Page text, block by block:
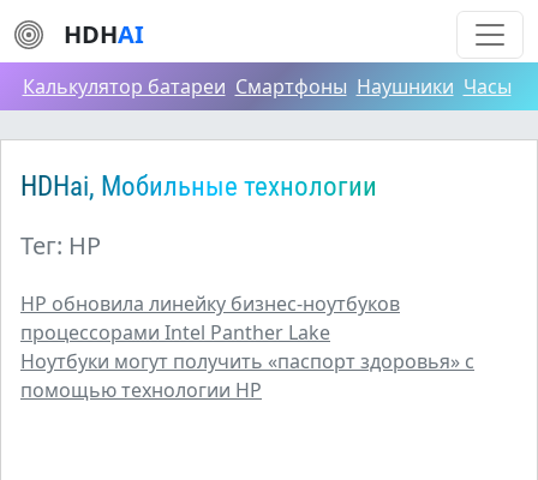
HDHAI
Калькулятор батареи Смартфоны Наушники Часы
HDHai, Мобильные технологии
Тег: HP
HP обновила линейку бизнес-ноутбуков
процессорами Intel Panther Lake
Ноутбуки могут получить «паспорт здоровья» с
помощью технологии HP